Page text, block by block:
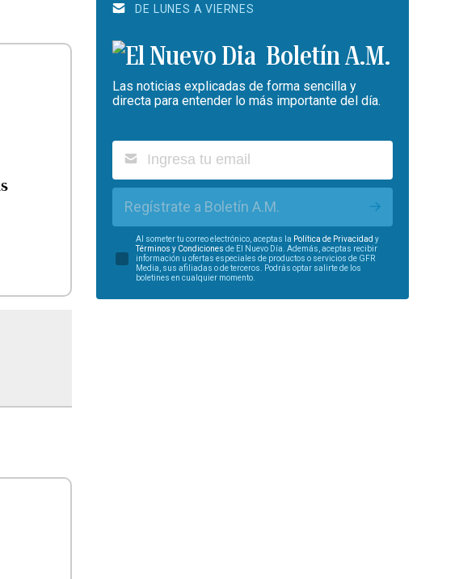
DE LUNES A VIERNES
Boletín A.M.
Las noticias explicadas de forma sencilla y
directa para entender lo más importante del día.
Regístrate a Boletín A.M.
Al someter tu correo electrónico, aceptas la Política de Privacidad y
Términos y Condiciones de El Nuevo Día. Además, aceptas recibir
información u ofertas especiales de productos o servicios de GFR
Media, sus afiliadas o de terceros. Podrás optar salirte de los
boletines en cualquier momento.